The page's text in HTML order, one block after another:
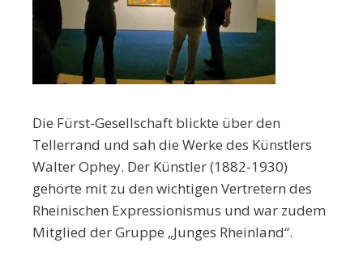
Die Fürst-Gesellschaft blickte über den
Tellerrand und sah die Werke des Künstlers
Walter Ophey. Der Künstler (1882-1930)
gehörte mit zu den wichtigen Vertretern des
Rheinischen Expressionismus und war zudem
Mitglied der Gruppe „Junges Rheinland“.